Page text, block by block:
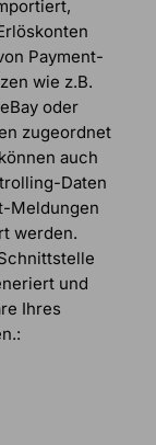
Payment-
wie z.B.
oder
zugeordnet
auch
Daten
Meldungen
werden.
und
Ihres